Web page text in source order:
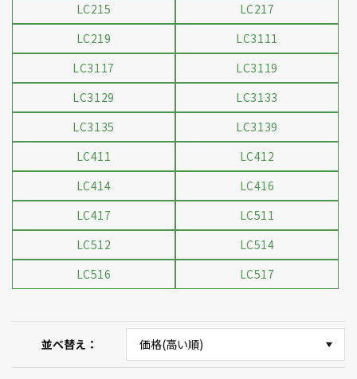
LC215
LC217
LC219
LC3111
LC3117
LC3119
LC3129
LC3133
LC3135
LC3139
LC411
LC412
LC414
LC416
LC417
LC511
LC512
LC514
LC516
LC517
並べ替え